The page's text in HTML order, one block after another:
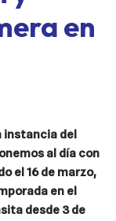
en
instancia del
al día con
el 16 de marzo,
en el
desde 3 de